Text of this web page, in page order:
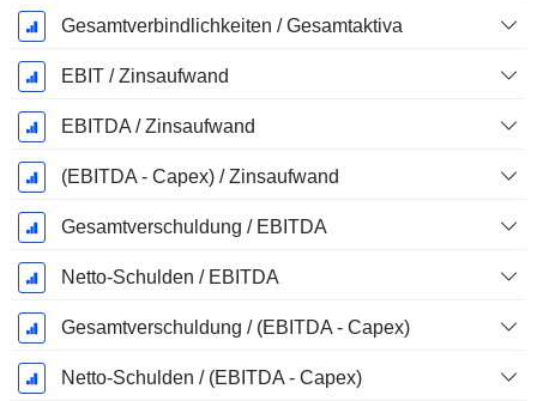
Gesamtverbindlichkeiten / Gesamtaktiva
EBIT / Zinsaufwand
EBITDA / Zinsaufwand
(EBITDA - Capex) / Zinsaufwand
Gesamtverschuldung / EBITDA
Netto-Schulden / EBITDA
Gesamtverschuldung / (EBITDA - Capex)
Netto-Schulden / (EBITDA - Capex)